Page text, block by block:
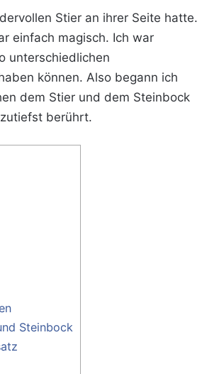
Stier an ihrer Seite hatte.
einfach magisch. Ich war
unterschiedlichen
können. Also begann ich
dem Stier und dem Steinbock
berührt.
Steinbock